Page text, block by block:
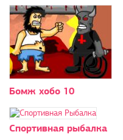
Бомж хобо 10
Спортивная рыбалка